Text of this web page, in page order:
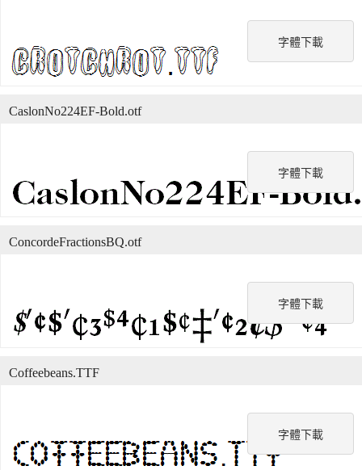
字體下載
字體下載
CaslonNo224EF-Bold.otf
字體下載
ConcordeFractionsBQ.otf
字體下載
Coffeebeans.TTF